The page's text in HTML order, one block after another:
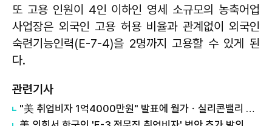
또 고용 인원이 4인 이하인 영세 소규모의 농축어업
사업장은 외국인 고용 허용 비율과 관계없이 외국인
숙련기능인력(E-7-4)을 2명까지 고용할 수 있게 된
다.
관련기사
"美 취업비자 1억4000만원" 발표에 월가ㆍ실리콘밸리 발칵